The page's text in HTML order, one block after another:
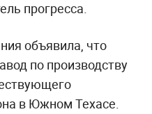
прогресса.
объявила, что
по производству
в Южном Техасе.